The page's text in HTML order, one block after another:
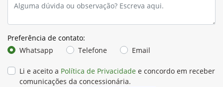
Preferência de contato:
Whatsapp
Telefone Email
Li e aceito a Política de Privacidade e concordo em receber
comunicações da concessionária.